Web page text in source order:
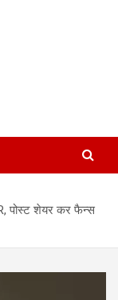
पोस्ट शेयर कर फैन्स